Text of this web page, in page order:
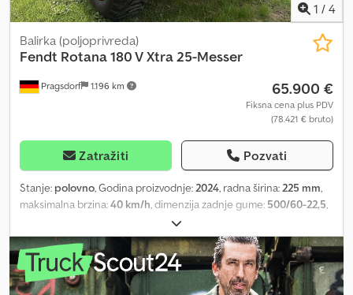
1 / 4
Pragsdorf 1.196 km
Balirka (poljoprivreda)
Fendt Rotana 180 V Xtra 25-Messer
65.900 €
Fiksna cena plus PDV
(78.421 € bruto)
Zatražiti Pozvati
Stanje: polovno, Godina proizvodnje:2024, radna širina:225 mm,
maksimalna brzina:40 km/h, dimenzija zadnje gume: 500/60-22,5,
, Oprema:
kočioni sistem, Gume (zadnje): 500/60-22,5, Dimenzija bale (maks.
prečnik / visina): 180, Broj noževa: 25, Osiguranje noževa, Vezivanje
mrežom, PickUp, Valjkasti pritiskač, Osnovna noga / točak, Sečka,
Kardanska osovina sa širokim uglom, Centralno podmazivanje,